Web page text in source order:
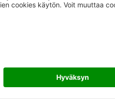
What is storage?